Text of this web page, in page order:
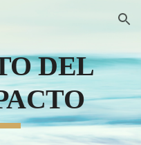
Skip to navigation
DEL